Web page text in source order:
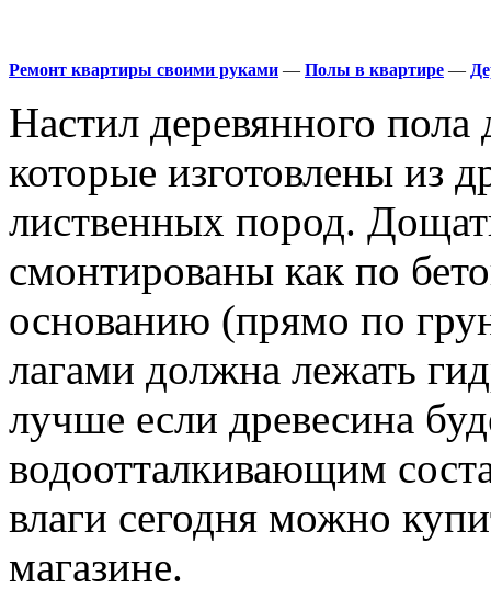
Ремонт квартиры своими руками — Полы в квартире —
Настил деревянного пола
которые изготовлены из
лиственных пород.
смонтированы как по
основанию (прямо по
лагами должна лежать
лучше если древесина
водоотталкивающим
влаги сегодня можно
магазине.